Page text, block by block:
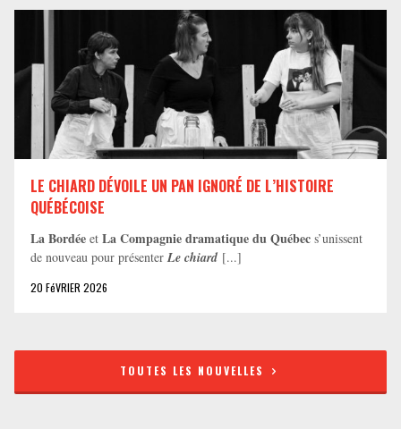
LE CHIARD DÉVOILE UN PAN IGNORÉ DE L’HISTOIRE
QUÉBÉCOISE
La Bordée et La Compagnie dramatique du Québec s’unissent
de nouveau pour présenter Le chiard [...]
20 FéVRIER 2026
TOUTES LES NOUVELLES